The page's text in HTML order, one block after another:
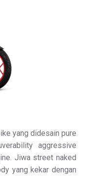
yang didesain pure
aggressive
Jiwa street naked
yang kekar dengan